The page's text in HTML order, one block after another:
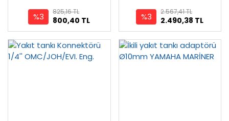
%3 800,40 TL
825,16 TL %3 2.490,38 TL
2.567,41 TL